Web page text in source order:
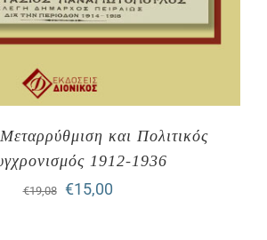
και Πολιτικός
1912-1936
€19,08
Original
€15,00Η